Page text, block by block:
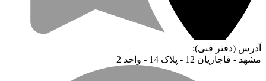
آدرس (دفتر فنی):
مشهد - قاجاریان 12 - پلاک 14 - واحد 2